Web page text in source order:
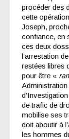
procéder des
cette
Joseph,
confiance, en
ces deux
l’arrestation
restées libres
pour être «
Administration
de trafic de
mobilise ses
doit aboutir à
les hommes